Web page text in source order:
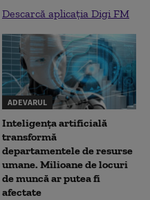
Descarcă aplicația Digi FM
ADEVARUL
Inteligența artificială
transformă
departamentele de resurse
umane. Milioane de locuri
de muncă ar putea fi
afectate